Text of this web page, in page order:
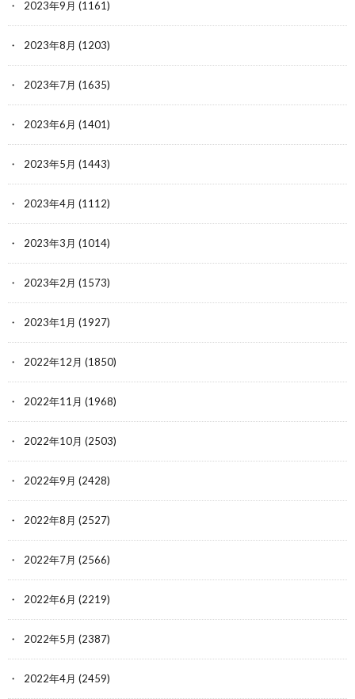
2023年9月 (1161)
2023年8月 (1203)
2023年7月 (1635)
2023年6月 (1401)
2023年5月 (1443)
2023年4月 (1112)
2023年3月 (1014)
2023年2月 (1573)
2023年1月 (1927)
2022年12月 (1850)
2022年11月 (1968)
2022年10月 (2503)
2022年9月 (2428)
2022年8月 (2527)
2022年7月 (2566)
2022年6月 (2219)
2022年5月 (2387)
2022年4月 (2459)